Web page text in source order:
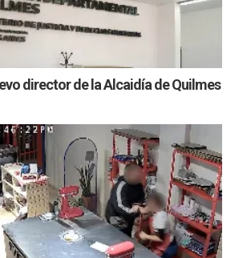
director de la Alcaidía de Quilmes